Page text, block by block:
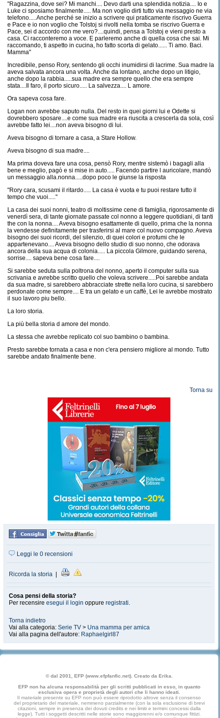
"Ragazzina, dove sei? Mi manchi.... Devo darti una splendida notizia.... Io e
Luke ci sposiamo finalmente..... Ma non voglio dirti tutto via messaggio ne via
telefono.....Anche perché se inizio a scrivere qui praticamente riscrivo Guerra
e Pace e io non voglio che Tolstoj si rivolti nella tomba se riscrivo Guerra e
Pace, sei d accordo con me vero?....quindi, pensa a Tolstoj e vieni presto a
casa. Ci racconteremo a voce. E parleremo anche di quella cosa che sai. Mi
raccomando, ti aspetto in cucina, ho fatto scorta di gelato...... Ti amo. Baci.
Mamma"
Incredibile, penso Rory, sentendo gli occhi inumidirsi di lacrime. Sua madre la
aveva salvata ancora una volta. Anche da lontano, anche dopo un litigio,
anche dopo la rabbia.....sua madre era sempre quello che era sempre
stata....Il faro, il porto sicuro..... La salvezza.... L amore.
Ora sapeva cosa fare.
Logan non avrebbe saputo nulla. Del resto in quei giorni lui e Odette si
dovrebbero sposare....e come sua madre era riuscita a crescerla da sola, così
avrebbe fatto lei....non aveva bisogno di lui.
Aveva bisogno di tornare a casa, a Stare Hollow.
Aveva bisogno di sua madre....
Ma prima doveva fare una cosa, pensò Rory, mentre sistemò i bagagli alla
bene e meglio, pagò e si mise in auto..... Facendo partire l auricolare, mandò
un messaggio alla.nonna.....dopo poco le giunse la risposta
"Rory cara, scusami il ritardo..... La casa è vuota e tu puoi restare tutto il
tempo che vuoi....."
La casa dei suoi nonni, teatro di moltissime cene di famiglia, rigorosamente di
venerdì sera, di tante giornate passate col nonno a leggere quotidiani, di tanti
the con la nonna.... Aveva bisogno esattamente di quello, prima che la nonna
la vendesse definitamente per trasferirsi al mare col nuovo compagno. Aveva
bisogno dei suoi ricordi, del silenzio, di quei colori e profumi che le
appartenevano.... Aveva bisogno dello studio di suo nonno, che odorava
ancora della sua acqua di colonia..... La piccola Gilmore, guidando serena,
sorrise.... sapeva bene cosa fare....
Si sarebbe seduta sulla poltrona del nonno, aperto il computer sulla sua
scrivania e avrebbe scritto quello che voleva scrivere.....Poi sarebbe andata
da sua madre, si sarebbero abbracciate strette nella loro cucina, si sarebbero
perdonate come sempre.... E tra un gelato e un caffè, Lei le avrebbe mostrato
il suo lavoro piu bello.
La loro storia.
La più bella storia d amore del mondo.
La stessa che avrebbe replicato col suo bambino o bambina.
Presto sarebbe tornata a casa e non c'era pensiero migliore al mondo. Tutto
sarebbe andato finalmente bene.
Torna su
Leggi le 0 recensioni
Ricorda la storia
Cosa pensi della storia?
Per recensire esegui il login oppure registrati.
Torna indietro
Vai alla categoria: Serie TV > Una mamma per amica
Vai alla pagina dell'autore: Raphaelgirl87
© dal 2001, EFP (www.efpfanfic.net). Creato da Erika.
EFP non ha alcuna responsabilità per gli scritti pubblicati in esso, in quanto
esclusiva opera e proprietà degli autori che li hanno ideati.
Il materiale presente su EFP non può essere riprodotto altrove senza il consenso
del proprietario del materiale, nemmeno parzialmente (con la sola esclusione di brevi
citazioni, sempre in presenza dei dovuti credits e nei limiti e termini concessi dalla
legge). Tutti i soggetti descritti nelle storie sono maggiorenni e/o comunque fittizi.